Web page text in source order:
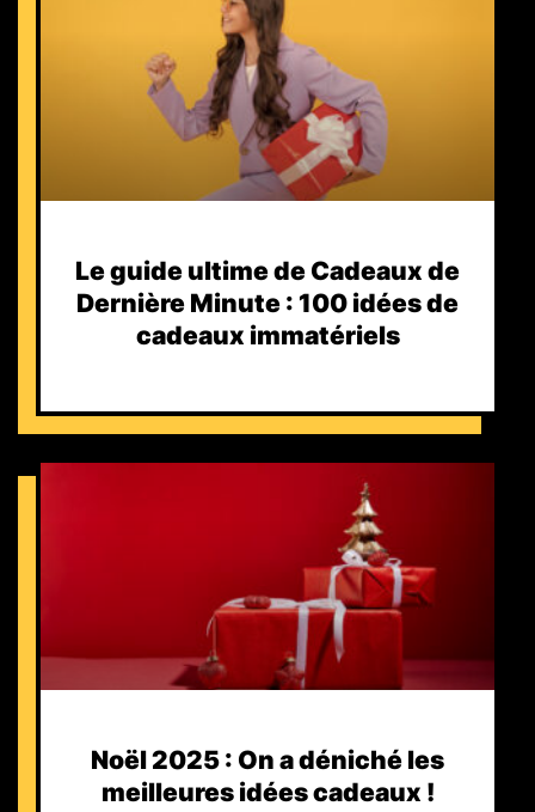
Le guide ultime de Cadeaux de
Dernière Minute : 100 idées de
cadeaux immatériels
Noël 2025 : On a déniché les
meilleures idées cadeaux !